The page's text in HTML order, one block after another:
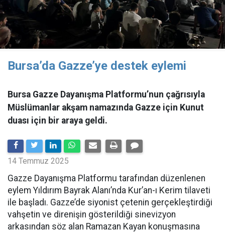
Bursa’da Gazze’ye destek eylemi
Bursa Gazze Dayanışma Platformu’nun çağrısıyla
Müslümanlar akşam namazında Gazze için Kunut
duası için bir araya geldi.
14 Temmuz 2025
Gazze Dayanışma Platformu tarafından düzenlenen
eylem Yıldırım Bayrak Alanı’nda Kur’an-ı Kerim tilaveti
ile başladı. Gazze’de siyonist çetenin gerçekleştirdiği
vahşetin ve direnişin gösterildiği sinevizyon
arkasından söz alan Ramazan Kayan konuşmasına